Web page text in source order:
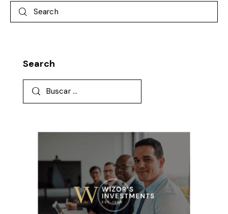
Search